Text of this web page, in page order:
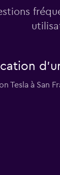
Tesla à San